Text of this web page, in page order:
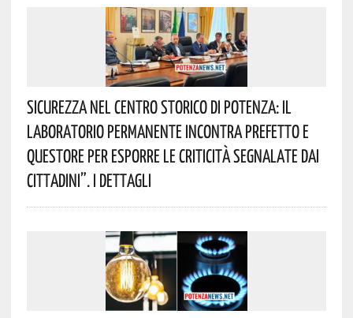
Sicurezza Nel Centro Storico Di Potenza: Il
Laboratorio Permanente Incontra Prefetto E
Questore Per Esporre Le Criticità Segnalate Dai
Cittadini”. I Dettagli